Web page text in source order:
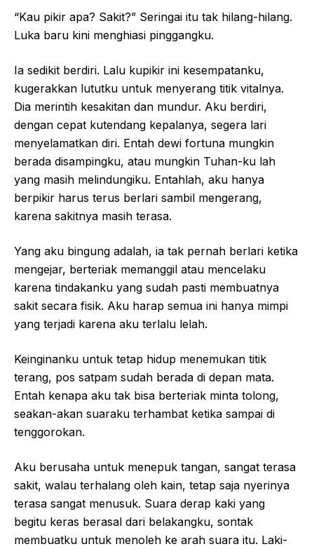
“Kau pikir apa? Sakit?” Seringai itu tak hilang-hilang.
Luka baru kini menghiasi pinggangku.
Ia sedikit berdiri. Lalu kupikir ini kesempatanku,
kugerakkan lututku untuk menyerang titik vitalnya.
Dia merintih kesakitan dan mundur. Aku berdiri,
dengan cepat kutendang kepalanya, segera lari
menyelamatkan diri. Entah dewi fortuna mungkin
berada disampingku, atau mungkin Tuhan-ku lah
yang masih melindungiku. Entahlah, aku hanya
berpikir harus terus berlari sambil mengerang,
karena sakitnya masih terasa.
Yang aku bingung adalah, ia tak pernah berlari ketika
mengejar, berteriak memanggil atau mencelaku
karena tindakanku yang sudah pasti membuatnya
sakit secara fisik. Aku harap semua ini hanya mimpi
yang terjadi karena aku terlalu lelah.
Keinginanku untuk tetap hidup menemukan titik
terang, pos satpam sudah berada di depan mata.
Entah kenapa aku tak bisa berteriak minta tolong,
seakan-akan suaraku terhambat ketika sampai di
tenggorokan.
Aku berusaha untuk menepuk tangan, sangat terasa
sakit, walau terhalang oleh kain, tetap saja nyerinya
terasa sangat menusuk. Suara derap kaki yang
begitu keras berasal dari belakangku, sontak
membuatku untuk menoleh ke arah suara itu. Laki-